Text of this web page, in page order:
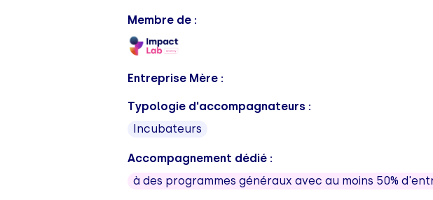
Membre de :
Entreprise Mère :
Typologie d'accompagnateurs :
Incubateurs
Accompagnement dédié :
à des programmes généraux avec au moins 50%